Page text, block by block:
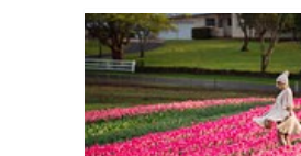
Australië en één van de
het tijdperk van veroordeelden ter